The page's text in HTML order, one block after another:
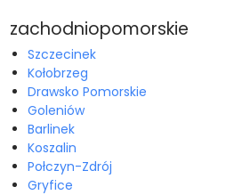
zachodniopomorskie
Szczecinek
Kołobrzeg
Drawsko Pomorskie
Goleniów
Barlinek
Koszalin
Połczyn-Zdrój
Gryfice